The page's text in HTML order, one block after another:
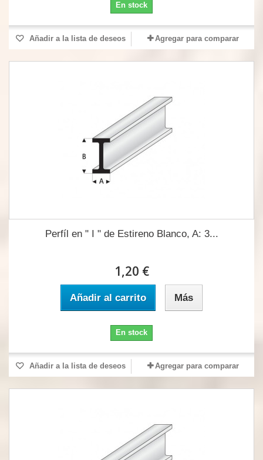
En stock
Añadir a la lista de deseos Agregar para comparar
Perfíl en " I " de Estireno Blanco, A: 3...
1,20 €
Añadir al carrito Más
En stock
Añadir a la lista de deseos Agregar para comparar